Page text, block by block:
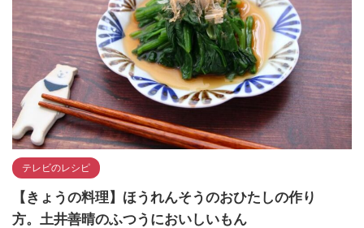
テレビのレシピ
【きょうの料理】ほうれんそうのおひたしの作り
方。土井善晴のふつうにおいしいもん